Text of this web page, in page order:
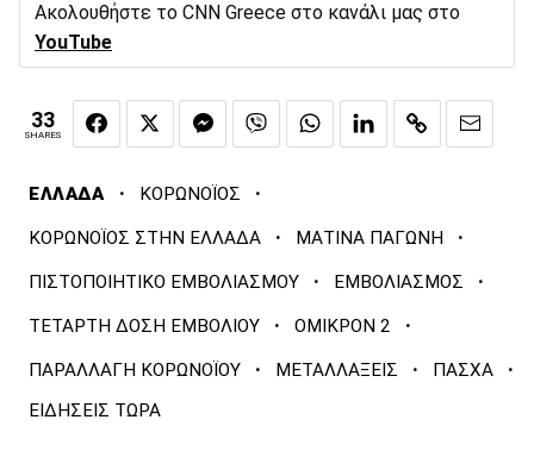
Ακολουθήστε το CNN Greece στο κανάλι μας στο
YouTube
33
SHARES
ΕΛΛΑΔΑ · ΚΟΡΩΝΟΪΟΣ ·
ΚΟΡΩΝΟΪΟΣ ΣΤΗΝ ΕΛΛΑΔΑ · ΜΑΤΙΝΑ ΠΑΓΩΝΗ ·
ΠΙΣΤΟΠΟΙΗΤΙΚΟ ΕΜΒΟΛΙΑΣΜΟΥ · ΕΜΒΟΛΙΑΣΜΟΣ ·
ΤΕΤΑΡΤΗ ΔΟΣΗ ΕΜΒΟΛΙΟΥ · ΟΜΙΚΡΟΝ 2 ·
ΠΑΡΑΛΛΑΓΗ ΚΟΡΩΝΟΪΟΥ · ΜΕΤΑΛΛΑΞΕΙΣ · ΠΑΣΧΑ ·
ΕΙΔΗΣΕΙΣ ΤΩΡΑ